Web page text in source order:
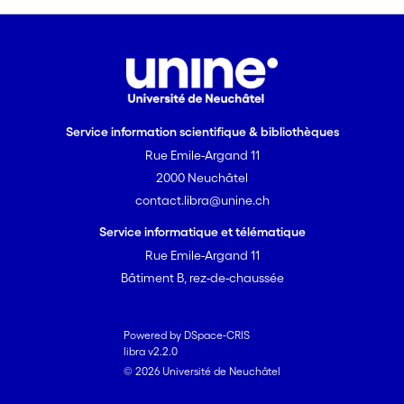
only a small part (10, maximum 25) has
in the northem Molasse basin. It has
consumed 20 to 50 km of normal
continental crust, reducing the distance
mm/year.
Service information scientifique & bibliothèques
Rue Emile-Argand 11
2000 Neuchâtel
contact.libra@unine.ch
Service informatique et télématique
Rue Emile-Argand 11
Bâtiment B, rez-de-chaussée
Powered by DSpace-CRIS
libra v2.2.0
© 2026 Université de Neuchâtel